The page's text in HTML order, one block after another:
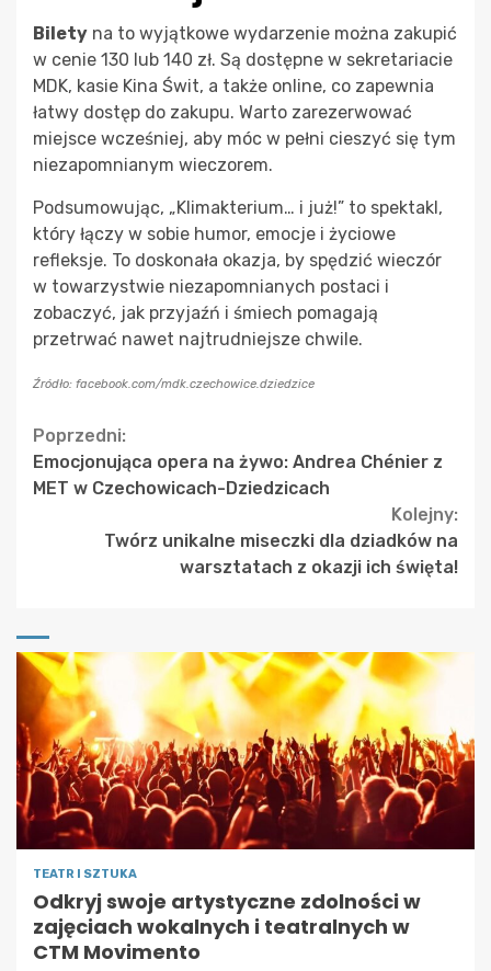
Bilety na to wyjątkowe wydarzenie można zakupić
w cenie 130 lub 140 zł. Są dostępne w sekretariacie
MDK, kasie Kina Świt, a także online, co zapewnia
łatwy dostęp do zakupu. Warto zarezerwować
miejsce wcześniej, aby móc w pełni cieszyć się tym
niezapomnianym wieczorem.
Podsumowując, „Klimakterium… i już!” to spektakl,
który łączy w sobie humor, emocje i życiowe
refleksje. To doskonała okazja, by spędzić wieczór
w towarzystwie niezapomnianych postaci i
zobaczyć, jak przyjaźń i śmiech pomagają
przetrwać nawet najtrudniejsze chwile.
Źródło: facebook.com/mdk.czechowice.dziedzice
Continue
Reading
Poprzedni:
Emocjonująca opera na żywo: Andrea Chénier z
MET w Czechowicach-Dziedzicach
Kolejny:
Twórz unikalne miseczki dla dziadków na
warsztatach z okazji ich święta!
TEATR I SZTUKA
Odkryj swoje artystyczne zdolności w
zajęciach wokalnych i teatralnych w
CTM Movimento